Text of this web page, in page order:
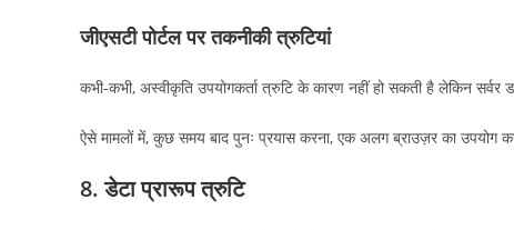
जीएसटी पोर्टल पर तकनीकी त्रुटियां
कभी-कभी, अस्वीकृति उपयोगकर्ता त्रुटि के कारण नहीं हो सकती है लेकिन सर्वर
ऐसे मामलों में, कुछ समय बाद पुनः प्रयास करना, एक अलग ब्राउज़र का उपयोग
8. डेटा प्रारूप त्रुटि